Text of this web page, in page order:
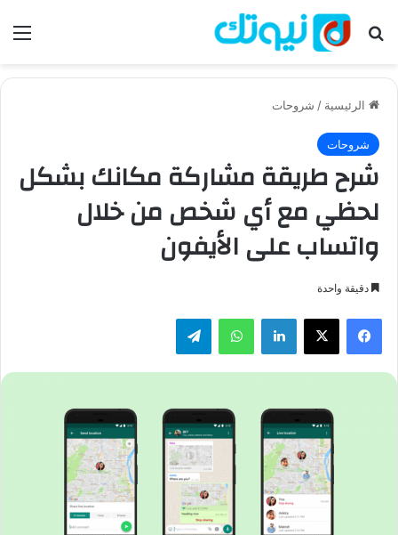
بحث عن
الرئيسية / شروحات
شروحات
شرح طريقة مشاركة مكانك بشكل
لحظي مع أي شخص من خلال
واتساب على الأيفون
دقيقة واحدة
فيسبوك لينكدإن واتساب